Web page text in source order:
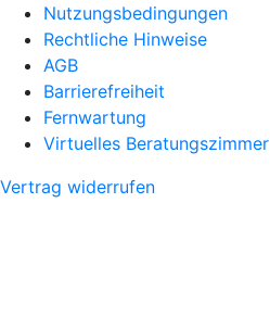
Nutzungsbedingungen
Rechtliche Hinweise
AGB
Barrierefreiheit
Fernwartung
Virtuelles Beratungszimmer
Vertrag widerrufen